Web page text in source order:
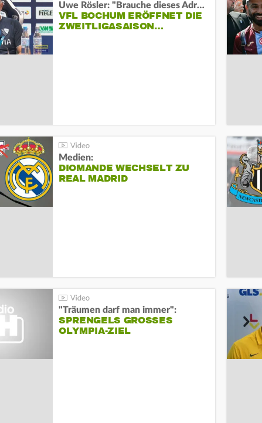
Uwe Rösler: "Brauche dieses Adrenalin"
VFL BOCHUM ERÖFFNET DIE
ZWEITLIGASAISON…
Medien:
DIOMANDE WECHSELT ZU
REAL MADRID
"Träumen darf man immer":
SPRENGELS GROSSES O
LYMPIA-ZIEL